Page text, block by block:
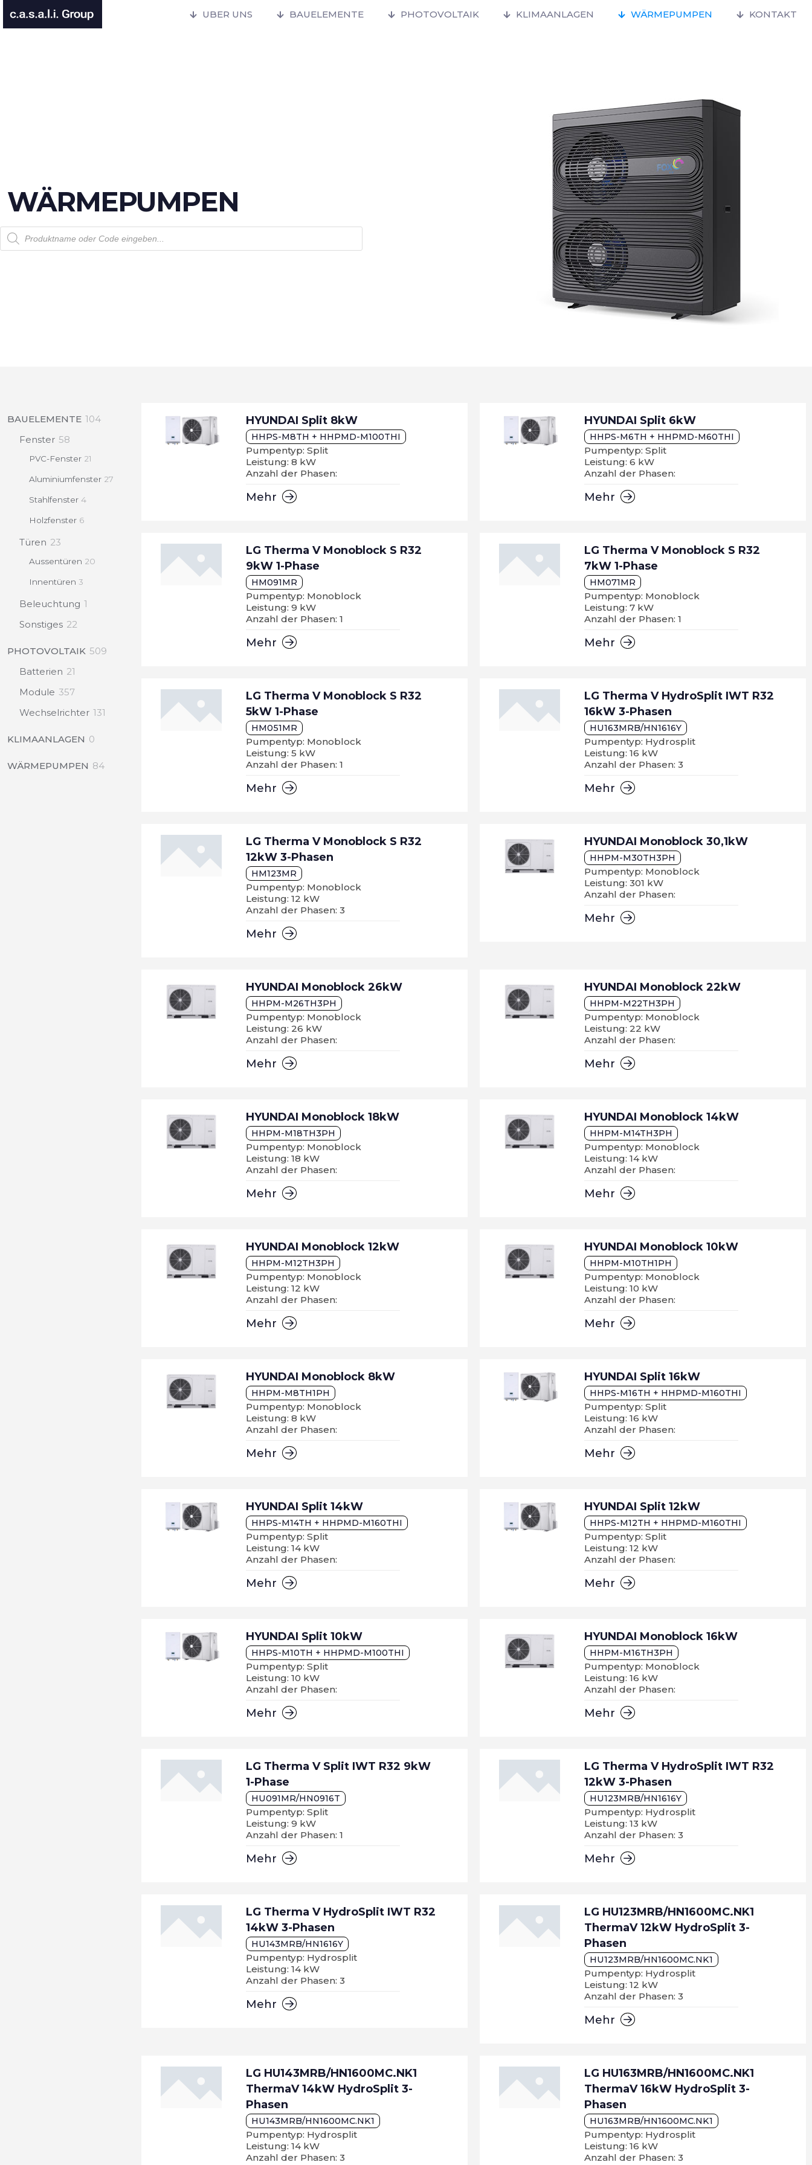
UBER UNS BAUELEMENTE PHOTOVOLTAIK KLIMAANLAGEN WÄRMEPUMPEN KONTAKT
WÄRMEPUMPEN
Products search
BAUELEMENTE 104104
Fenster 58
PVC-Fenster 21
Aluminiumfenster 27
Stahlfenster 44
Holzfenster 66
Türen 23
Aussentüren 20
Innentüren 3
Beleuchtung 1
Sonstiges 22
PHOTOVOLTAIK 509
Batterien 21
Module 357357
Wechselrichter 131
KLIMAANLAGEN 0
WÄRMEPUMPEN 8484
HYUNDAI Split 8kW
HHPS-M8TH + HHPMD-M100THI
Pumpentyp: Split
Leistung: 8 kW
Anzahl der Phasen:
Mehr
HYUNDAI Split 6kW
HHPS-M6TH + HHPMD-M60THI
Pumpentyp: Split
Leistung: 6 kW
Anzahl der Phasen:
Mehr
LG Therma V Monoblock S R32
9kW 1-Phase
HM091MR
Pumpentyp: Monoblock
Leistung: 9 kW
Anzahl der Phasen: 1
Mehr
LG Therma V Monoblock S R32
7kW 1-Phase
HM071MR
Pumpentyp: Monoblock
Leistung: 7 kW
Anzahl der Phasen: 1
Mehr
LG Therma V Monoblock S R32
5kW 1-Phase
HM051MR
Pumpentyp: Monoblock
Leistung: 5 kW
Anzahl der Phasen: 1
Mehr
LG Therma V HydroSplit IWT R32
16kW 3-Phasen
HU163MRB/HN1616Y
Pumpentyp: Hydrosplit
Leistung: 16 kW
Anzahl der Phasen: 3
Mehr
LG Therma V Monoblock S R32
12kW 3-Phasen
HM123MR
Pumpentyp: Monoblock
Leistung: 12 kW
Anzahl der Phasen: 3
Mehr
HYUNDAI Monoblock 30,1kW
HHPM-M30TH3PH
Pumpentyp: Monoblock
Leistung: 301 kW
Anzahl der Phasen:
Mehr
HYUNDAI Monoblock 26kW
HHPM-M26TH3PH
Pumpentyp: Monoblock
Leistung: 26 kW
Anzahl der Phasen:
Mehr
HYUNDAI Monoblock 22kW
HHPM-M22TH3PH
Pumpentyp: Monoblock
Leistung: 22 kW
Anzahl der Phasen:
Mehr
HYUNDAI Monoblock 18kW
HHPM-M18TH3PH
Pumpentyp: Monoblock
Leistung: 18 kW
Anzahl der Phasen:
Mehr
HYUNDAI Monoblock 14kW
HHPM-M14TH3PH
Pumpentyp: Monoblock
Leistung: 14 kW
Anzahl der Phasen:
Mehr
HYUNDAI Monoblock 12kW
HHPM-M12TH3PH
Pumpentyp: Monoblock
Leistung: 12 kW
Anzahl der Phasen:
Mehr
HYUNDAI Monoblock 10kW
HHPM-M10TH1PH
Pumpentyp: Monoblock
Leistung: 10 kW
Anzahl der Phasen:
Mehr
HYUNDAI Monoblock 8kW
HHPM-M8TH1PH
Pumpentyp: Monoblock
Leistung: 8 kW
Anzahl der Phasen:
Mehr
HYUNDAI Split 16kW
HHPS-M16TH + HHPMD-M160THI
Pumpentyp: Split
Leistung: 16 kW
Anzahl der Phasen:
Mehr
HYUNDAI Split 14kW
HHPS-M14TH + HHPMD-M160THI
Pumpentyp: Split
Leistung: 14 kW
Anzahl der Phasen:
Mehr
HYUNDAI Split 12kW
HHPS-M12TH + HHPMD-M160THI
Pumpentyp: Split
Leistung: 12 kW
Anzahl der Phasen:
Mehr
HYUNDAI Split 10kW
HHPS-M10TH + HHPMD-M100THI
Pumpentyp: Split
Leistung: 10 kW
Anzahl der Phasen:
Mehr
HYUNDAI Monoblock 16kW
HHPM-M16TH3PH
Pumpentyp: Monoblock
Leistung: 16 kW
Anzahl der Phasen:
Mehr
LG Therma V Split IWT R32 9kW
1-Phase
HU091MR/HN0916T
Pumpentyp: Split
Leistung: 9 kW
Anzahl der Phasen: 1
Mehr
LG Therma V HydroSplit IWT R32
12kW 3-Phasen
HU123MRB/HN1616Y
Pumpentyp: Hydrosplit
Leistung: 13 kW
Anzahl der Phasen: 3
Mehr
LG Therma V HydroSplit IWT R32
14kW 3-Phasen
HU143MRB/HN1616Y
Pumpentyp: Hydrosplit
Leistung: 14 kW
Anzahl der Phasen: 3
Mehr
LG HU123MRB/HN1600MC.NK1
ThermaV 12kW HydroSplit 3-
Phasen
HU123MRB/HN1600MC.NK1
Pumpentyp: Hydrosplit
Leistung: 12 kW
Anzahl der Phasen: 3
Mehr
LG HU143MRB/HN1600MC.NK1
ThermaV 14kW HydroSplit 3-
Phasen
HU143MRB/HN1600MC.NK1
Pumpentyp: Hydrosplit
Leistung: 14 kW
Anzahl der Phasen: 3
LG HU163MRB/HN1600MC.NK1
ThermaV 16kW HydroSplit 3-
Phasen
HU163MRB/HN1600MC.NK1
Pumpentyp: Hydrosplit
Leistung: 16 kW
Anzahl der Phasen: 3